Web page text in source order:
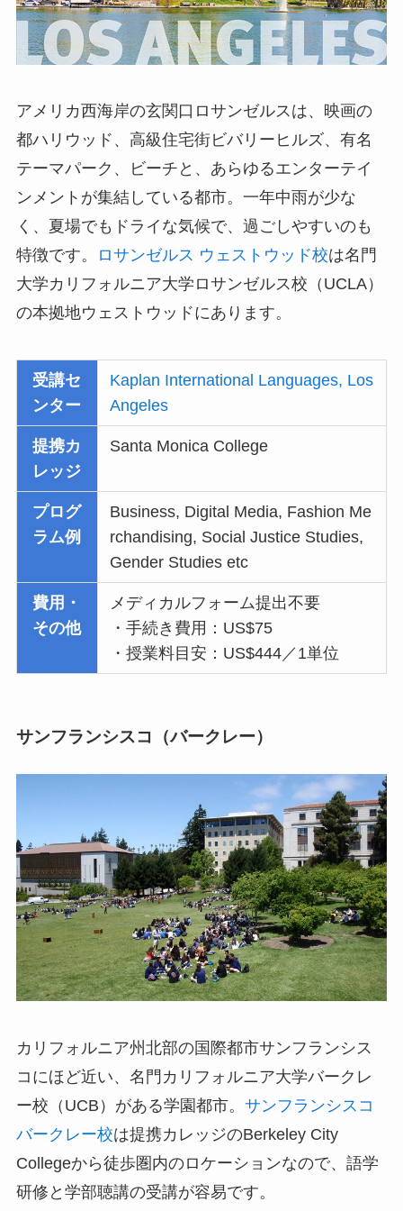
アメリカ西海岸の玄関口ロサンゼルスは、映画の
都ハリウッド、高級住宅街ビバリーヒルズ、有名
テーマパーク、ビーチと、あらゆるエンターテイ
ンメントが集結している都市。一年中雨が少な
く、夏場でもドライな気候で、過ごしやすいのも
特徴です。
ロサンゼルス ウェストウッド校は名門
大学カリフォルニア大学ロサンゼルス校（UCLA）
の本拠地ウェストウッドにあります。
受講セ
ンター
Kaplan International Languages, Los
Angeles
提携カ
レッジ
Santa Monica College
プログ
ラム例
Business, Digital Media, Fashion Me
rchandising, Social Justice Studies,
Gender Studies etc
費用・
その他
メディカルフォーム提出不要
・手続き費用：US$75
・授業料目安：US$444／1単位
サンフランシスコ（バークレー）
カリフォルニア州北部の国際都市サンフランシス
コにほど近い、名門カリフォルニア大学バークレ
ー校（UCB）がある学園都市。 サンフランシスコ
バークレー校は提携カレッジのBerkeley City
Collegeから徒歩圏内のロケーションなので、語学
研修と学部聴講の受講が容易です。